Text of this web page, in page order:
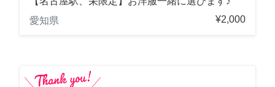
愛知県
¥2,000